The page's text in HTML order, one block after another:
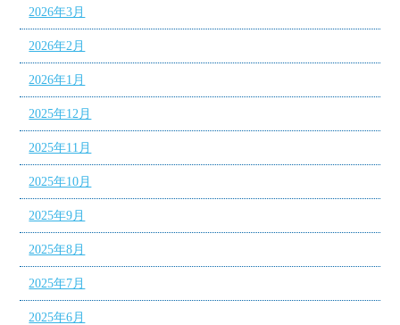
2026年3月
2026年2月
2026年1月
2025年12月
2025年11月
2025年10月
2025年9月
2025年8月
2025年7月
2025年6月